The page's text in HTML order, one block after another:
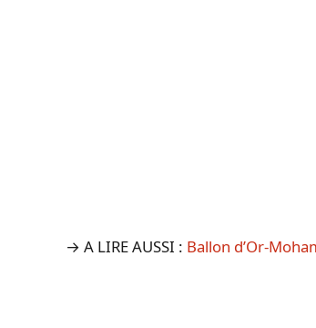
→ A LIRE AUSSI : Ballon d’Or-